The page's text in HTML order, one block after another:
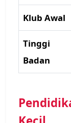
Klub Awal
Tinggi
Badan